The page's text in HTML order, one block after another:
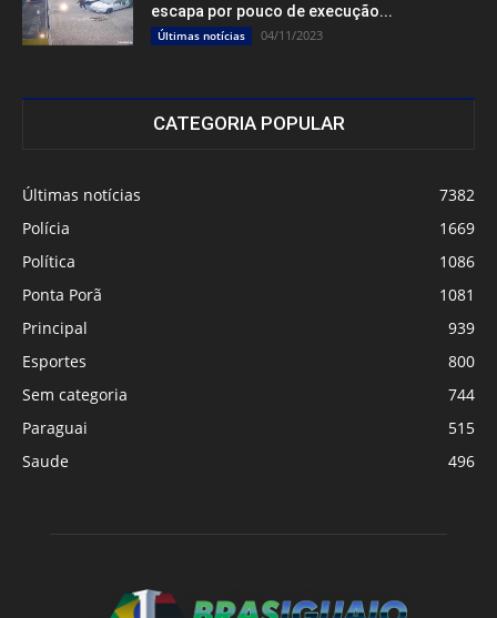
escapa por pouco de execução...
Últimas notícias 04/11/2023
CATEGORIA POPULAR
Últimas notícias
7382
Polícia
1669
Política
1086
Ponta Porã
1081
Principal
939
Esportes
800
Sem categoria
744
Paraguai
515
Saude
496